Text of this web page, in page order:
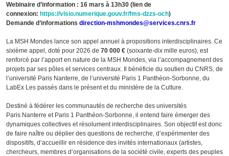
Webinaire d’information : 16 mars à 13h30 (lien de
connexion: https://visio.numerique.gouv.fr/fms-dzzs-och)
Demande d’informations direction-mshmondes@services.cnrs.fr
La MSH Mondes lance son appel annuel à propositions interdisciplinaires. Ce
sixième appel, doté pour 2026 de 70 000 € (soixante-dix mille euros), est
renforcé par l’apport en nature de la MSH Mondes, via l’accompagnement des
projets par ses pôles et services centraux. Il bénéficie du soutien du CNRS, de
l’université Paris Nanterre, de l’université Paris 1 Panthéon-Sorbonne, du
LabEx Les passés dans le présent et du ministère de la Culture.
Destiné à fédérer les communautés de recherche des universités
Paris Nanterre et Paris 1 Panthéon-Sorbonne, il entend faire émerger des
dynamiques collectives et résolument interdisciplinaires. Son objectif est donc
de faire naître ou déplier des questions de recherche, d’expérimenter des
dispositifs, d’accueillir en résidence des invités internationaux (artistes,
chercheurs, membres d’organisations de la société civile, experts des peuples